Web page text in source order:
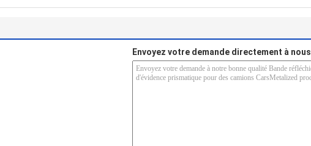
Envoyez votre demande directement à nous